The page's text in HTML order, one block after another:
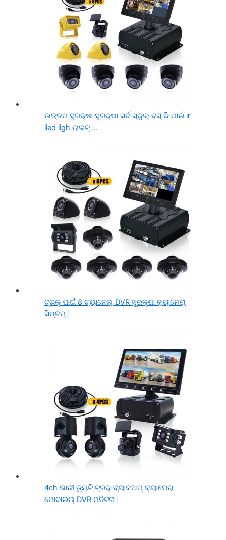
ଉତ୍ତମ ସୁରକ୍ଷା ସୁରକ୍ଷା ସର୍ଟ ସ୍କୁଲ୍ ବସ୍ କି ପାଇଁ ir
lied ligh ଲାଇଟ୍ ...
ଟ୍ରକ୍ ପାଇଁ 8 ଚ୍ୟାନେଲ୍ DVR ସୁରକ୍ଷା କ୍ୟାମେରା
ସିଷ୍ଟମ୍ |
4ch ଭାରୀ ଡ୍ୟୁଟି ଟ୍ରକ୍ ବ୍ୟାକଅପ୍ କ୍ୟାମେରା
ମୋବାଇଲ୍ DVR ମନିଟର |